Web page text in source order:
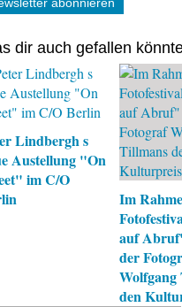
dir auch gefallen
Lindbergh s
Austellung "On
im C/O
Im
auf
der
Wolfgang
den